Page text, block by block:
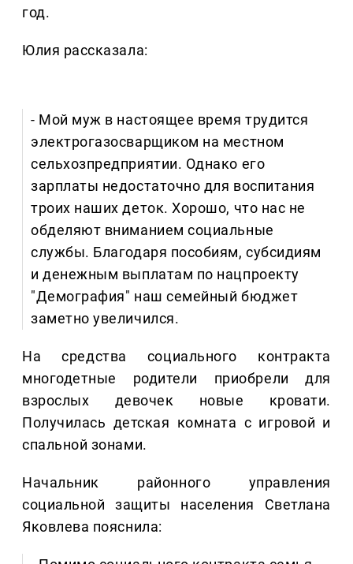
год.
Юлия рассказала:
- Мой муж в настоящее время трудится
электрогазосварщиком на местном
сельхозпредприятии. Однако его
зарплаты недостаточно для воспитания
троих наших деток. Хорошо, что нас не
обделяют вниманием социальные
службы. Благодаря пособиям, субсидиям
и денежным выплатам по нацпроекту
"Демография" наш семейный бюджет
заметно увеличился.
На средства социального контракта
многодетные родители приобрели для
взрослых девочек новые кровати.
Получилась детская комната с игровой и
спальной зонами.
Начальник районного управления
социальной защиты населения Светлана
Яковлева пояснила: